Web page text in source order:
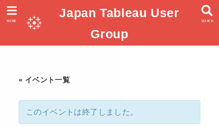
Japan Tableau User
Group
SEARCH
MENU
« イベント一覧
このイベントは終了しました。